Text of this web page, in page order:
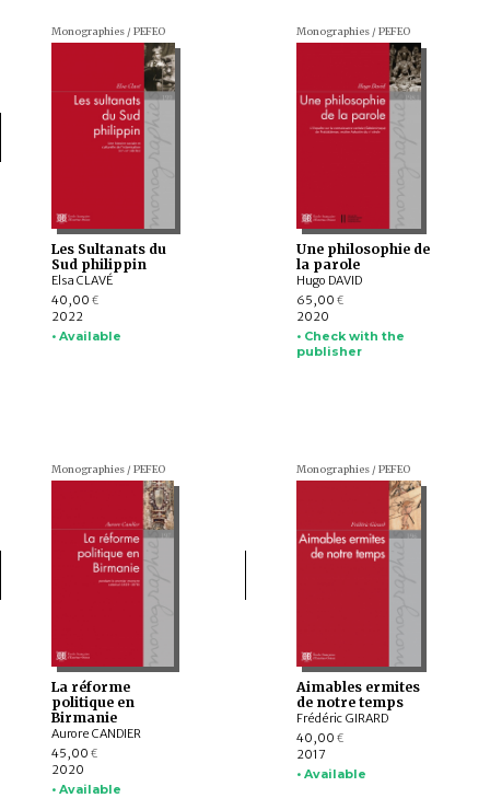
Monographies / PEFEO
Les Sultanats du
Sud philippin
Elsa CLAVÉ
40,00 €
2022
• Available
Monographies / PEFEO
Une philosophie de
la parole
Hugo DAVID
65,00 €
2020
• Check with the
publisher
Monographies / PEFEO
La réforme
politique en
Birmanie
Aurore CANDIER
45,00 €
2020
• Available
Monographies / PEFEO
Aimables ermites
de notre temps
Frédéric GIRARD
40,00 €
2017
• Available